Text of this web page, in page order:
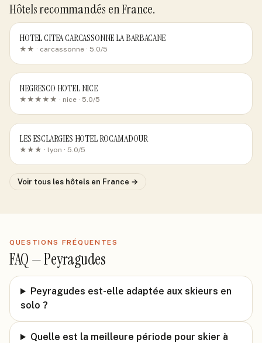
Hôtels recommandés en France.
HOTEL CITEA CARCASSONNE LA BARBACANE
★★ · carcassonne · 5.0/5
NEGRESCO HOTEL NICE
★★★★★ · nice · 5.0/5
LES ESCLARGIES HOTEL ROCAMADOUR
★★★ · lyon · 5.0/5
Voir tous les hôtels en France →
QUESTIONS FRÉQUENTES
FAQ —Peyragudes
Peyragudes est-elle adaptée aux skieurs en
solo ?
Quelle est la meilleure période pour skier à